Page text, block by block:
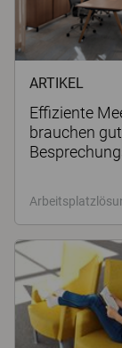
ARTIKEL
Effiziente
brauchen